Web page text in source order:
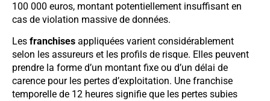
100 000 euros, montant potentiellement insuffisant en
cas de violation massive de données.
Les franchises appliquées varient considérablement
selon les assureurs et les profils de risque. Elles peuvent
prendre la forme d’un montant fixe ou d’un délai de
carence pour les pertes d’exploitation. Une franchise
temporelle de 12 heures signifie que les pertes subies